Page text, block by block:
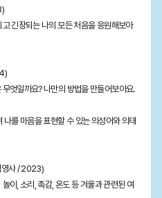
긴장되는 나의 모든 처음을 응원해보아
엇일까요? 나만의 방법을 만들어보아요.
를 마음을 표현할 수 있는 의성어와 의태
영사 / 2023)
이, 소리, 촉감, 온도 등 겨울과 관련된 여